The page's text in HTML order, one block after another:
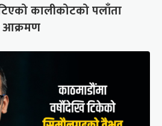
कालीकोटको पलाँता
आक्रमण